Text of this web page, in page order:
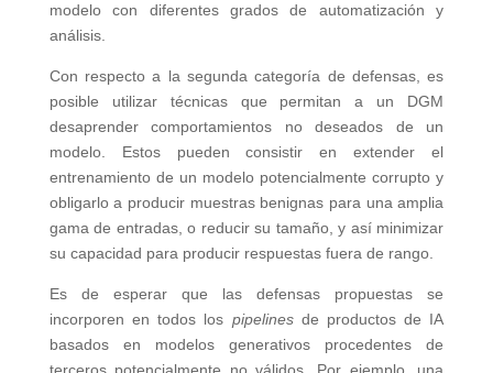
modelo con diferentes grados de automatización y
análisis.
Con respecto a la segunda categoría de defensas, es
posible utilizar técnicas que permitan a un DGM
desaprender comportamientos no deseados de un
modelo. Estos pueden consistir en extender el
entrenamiento de un modelo potencialmente corrupto y
obligarlo a producir muestras benignas para una amplia
gama de entradas, o reducir su tamaño, y así minimizar
su capacidad para producir respuestas fuera de rango.
Es de esperar que las defensas propuestas se
incorporen en todos los pipelinesde productos de IA
basados en modelos generativos procedentes de